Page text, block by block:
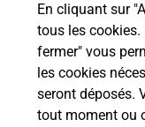
En cliquant sur
tous les cookies.
fermer" vous
les cookies
seront déposés.
tout moment ou